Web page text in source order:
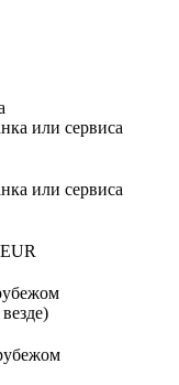
или сервиса
или сервиса